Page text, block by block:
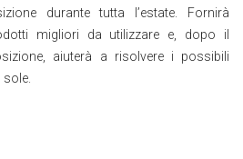
durante tutta l’estate. Fornirà
migliori da utilizzare e, dopo il
aiuterà a risolvere i possibili
sole.